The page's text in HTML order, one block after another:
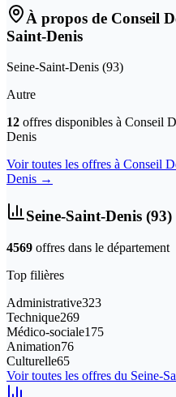
À propos de Conseil
Saint-Denis
Seine-Saint-Denis (93)
Autre
12 offres disponibles à Conseil
Denis
Voir toutes les offres à Conseil
Denis →
Seine-Saint-Denis (93)
4569 offres dans le département
Top filières
Administrative323
Technique269
Médico-sociale175
Animation76
Culturelle65
Voir toutes les offres du Seine-